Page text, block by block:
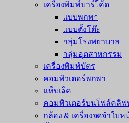
เครื่องพิมพ์บาร์โค้ด
แบบพกพา
แบบตั้งโต๊ะ
กลุ่มโรงพยาบาล
กลุ่มอุตสาหกรรม
เครื่องพิมพ์บัตร
คอมพิวเตอร์พกพา
แท็บเล็ต
คอมพิวเตอร์บนโฟล์คลิฟ
กล้อง & เครื่องจดจำใบห